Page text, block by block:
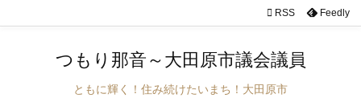

 RSS Feedly
つもり那音～大田原市議会議員
ともに輝く！住み続けたいまち！大田原市